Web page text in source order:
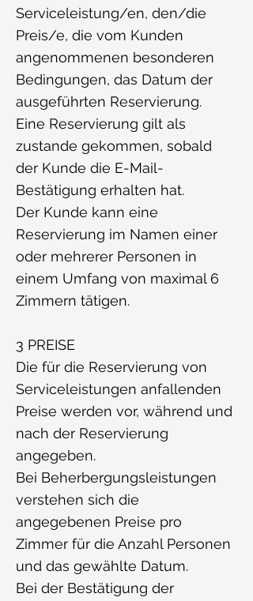
Serviceleistung/en, den/die
Preis/e, die vom Kunden
angenommenen besonderen
Bedingungen, das Datum der
ausgeführten Reservierung.
Eine Reservierung gilt als
zustande gekommen, sobald
der Kunde die E-Mail-
Bestätigung erhalten hat.
Der Kunde kann eine
Reservierung im Namen einer
oder mehrerer Personen in
einem Umfang von maximal 6
Zimmern tätigen.
3 PREISE
Die für die Reservierung von
Serviceleistungen anfallenden
Preise werden vor, während und
nach der Reservierung
angegeben.
Bei Beherbergungsleistungen
verstehen sich die
angegebenen Preise pro
Zimmer für die Anzahl Personen
und das gewählte Datum.
Bei der Bestätigung der